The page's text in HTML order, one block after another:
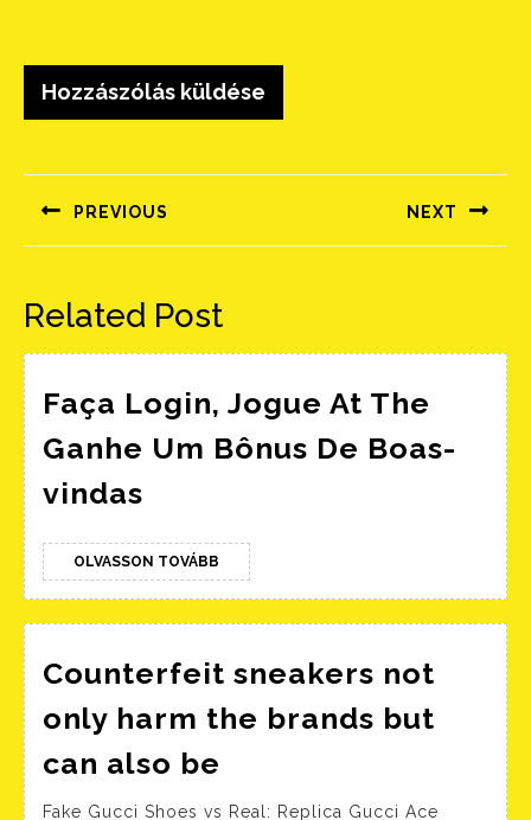
navigáció
PREVIOUS
Előző
NEXT
Következő
Related Post
Faça Login, Jogue At The
Ganhe Um Bônus De Boas-
vindas
Jogue
At
The
Ganhe
Bônus
De
Boas-
OLVASSON TOVÁBB OLVASSON
TOVÁBB
Counterfeit sneakers not
only harm the brands but
can also be
Fake Gucci Shoes vs Real: Replica Gucci Ace